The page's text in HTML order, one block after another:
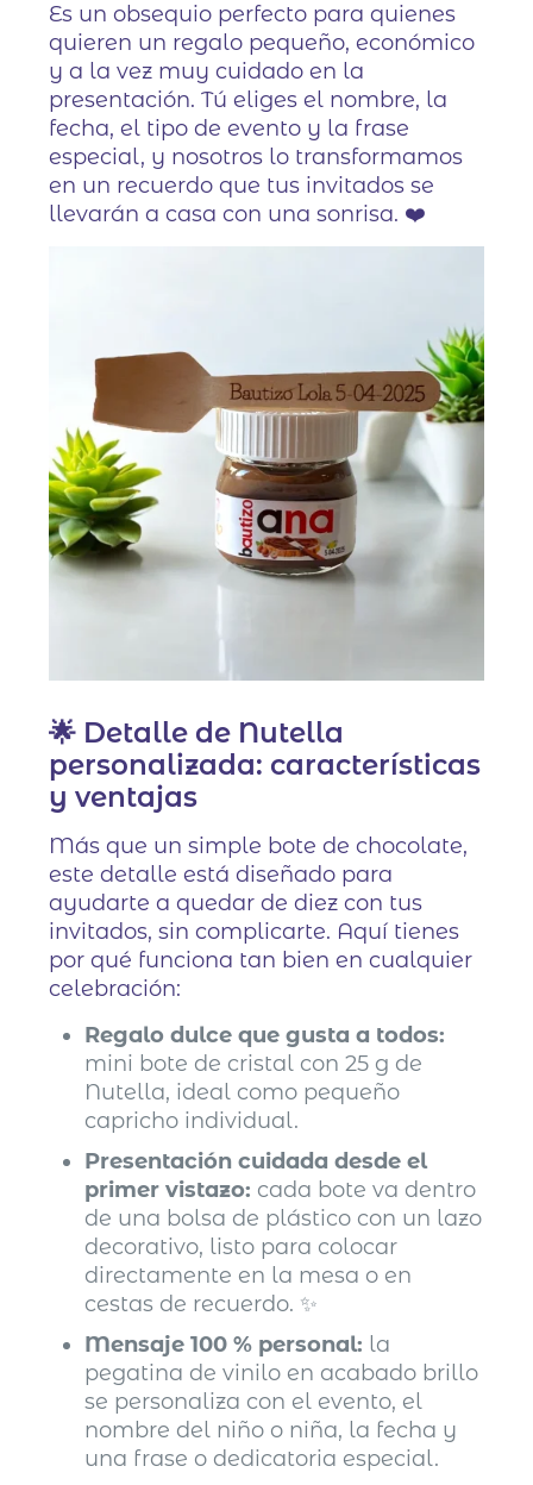
Es un obsequio perfecto para quienes
quieren un regalo pequeño, económico
y a la vez muy cuidado en la
presentación. Tú eliges el nombre, la
fecha, el tipo de evento y la frase
especial, y nosotros lo transformamos
en un recuerdo que tus invitados se
llevarán a casa con una sonrisa. ❤️
🌟 Detalle de Nutella
personalizada: características
y ventajas
Más que un simple bote de chocolate,
este detalle está diseñado para
ayudarte a quedar de diez con tus
invitados, sin complicarte. Aquí tienes
por qué funciona tan bien en cualquier
celebración:
Regalo dulce que gusta a todos:
mini bote de cristal con 25 g de
Nutella, ideal como pequeño
capricho individual.
Presentación cuidada desde el
primer vistazo: cada bote va dentro
de una bolsa de plástico con un lazo
decorativo, listo para colocar
directamente en la mesa o en
cestas de recuerdo. ✨
Mensaje 100 % personal: la
pegatina de vinilo en acabado brillo
se personaliza con el evento, el
nombre del niño o niña, la fecha y
una frase o dedicatoria especial.